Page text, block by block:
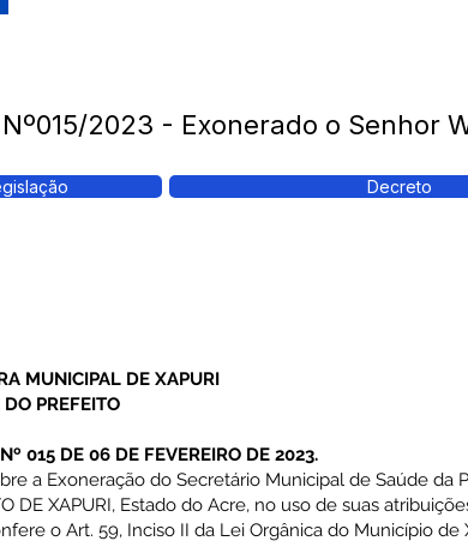
2023 - Exonerado o Senhor
Decreto
MUNICIPAL DE XAPURI
PREFEITO
015 DE 06 DE FEVEREIRO DE 2023.
a Exoneração do Secretário Municipal de Saúde da
DE XAPURI, Estado do Acre, no uso de suas
o Art. 59, Inciso II da Lei Orgânica do Município de